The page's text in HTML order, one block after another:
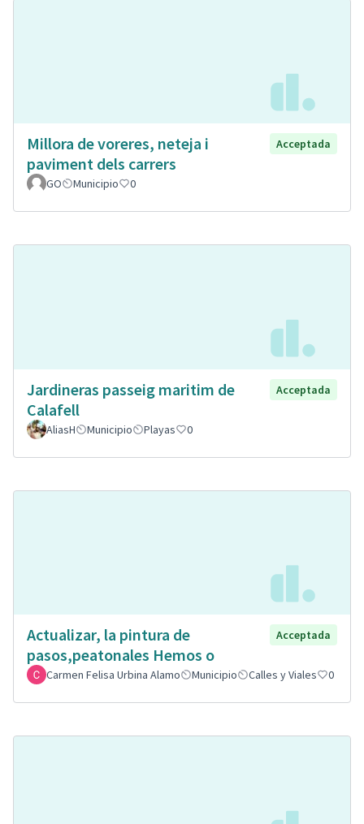
Millora de voreres, neteja i
paviment dels carrers
Acceptada
GO Municipio 0
Jardineras passeig maritim de
Calafell
Acceptada
AliasH Municipio Playas 0
Actualizar, la pintura de
pasos,peatonales Hemos o
Acceptada
Carmen Felisa Urbina Alamo Municipio Calles y Viales 0